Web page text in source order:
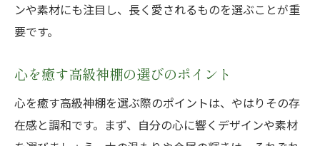
ンや素材にも注目し、長く愛されるものを選ぶことが重
要です。
心を癒す高級神棚の選びのポイント
心を癒す高級神棚を選ぶ際のポイントは、やはりその存
在感と調和です。まず、自分の心に響くデザインや素材